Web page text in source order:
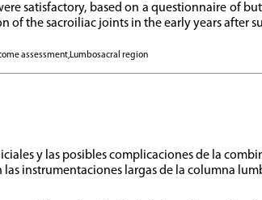
satisfactory, based on a questionnaire of
of the sacroiliac joints in the early years after
assessment,Lumbosacral region
y las posibles complicaciones de la
instrumentaciones largas de la columna